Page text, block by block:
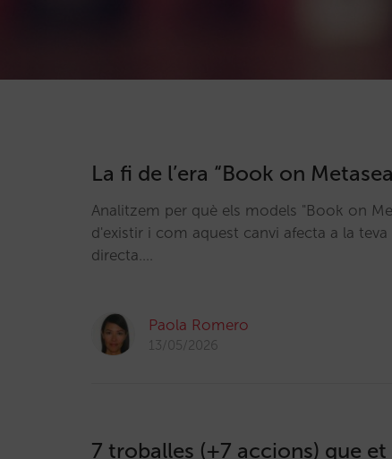
La fi de l’era “Book on
Analitzem per què els models "Book on
d'existir i com aquest canvi afecta a la
directa.…
Paola Romero
13/05/2026
7 troballes (+7 accions) que et